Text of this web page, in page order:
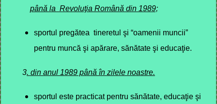
până la Revoluţia Română din 1989;
sportul pregătea tineretul şi “oamenii muncii”
pentru muncă şi apărare, sănătate şi educaţie.
3. din anul 1989 până în zilele noastre.
sportul este practicat pentru sănătate, educaţie şi